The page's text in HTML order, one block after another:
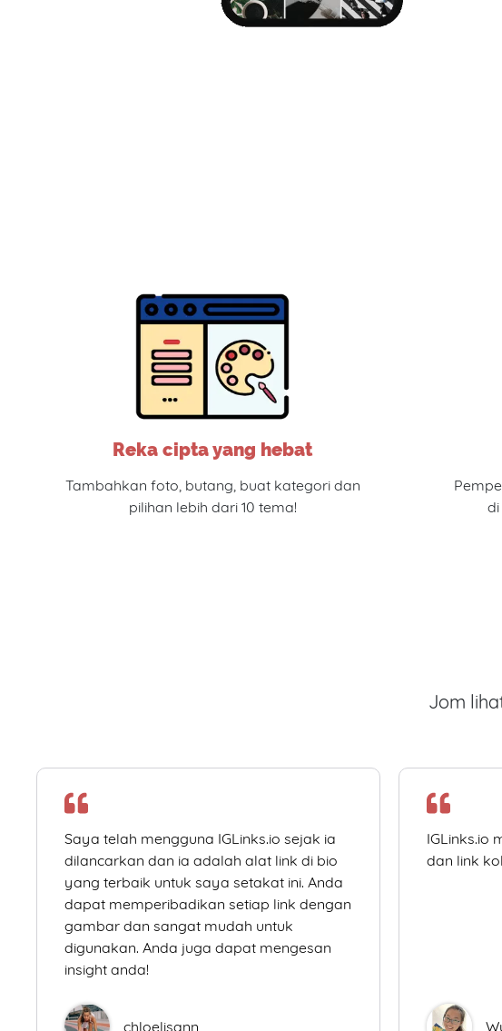
Reka cipta yang hebat
Tambahkan foto, butang, buat kategori dan
pilihan lebih dari 10 tema!
Jom
Saya telah mengguna IGLinks.io sejak ia
dilancarkan dan ia adalah alat link di bio
yang terbaik untuk saya setakat ini. Anda
dapat memperibadikan setiap link dengan
gambar dan sangat mudah untuk
digunakan. Anda juga dapat mengesan
insight anda!
chloelisann
IGLinks.io
dan link